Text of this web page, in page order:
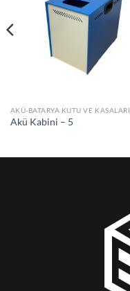
AKÜ-BATARYA KUTU VE KASALARI
Akü Kabini – 5